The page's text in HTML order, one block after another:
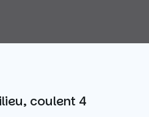
coulent 4